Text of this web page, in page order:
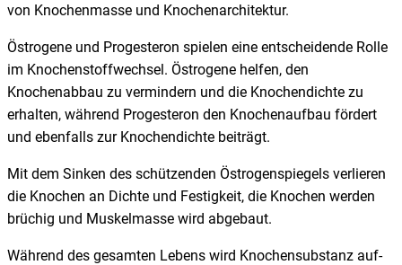
von Knochenmasse und Knochenarchitektur.
Östrogene und Progesteron spielen eine entscheidende Rolle
im Knochenstoffwechsel. Östrogene helfen, den
Knochenabbau zu vermindern und die Knochendichte zu
erhalten, während Progesteron den Knochenaufbau fördert
und ebenfalls zur Knochendichte beiträgt.
Mit dem Sinken des schützenden Östrogenspiegels verlieren
die Knochen an Dichte und Festigkeit, die Knochen werden
brüchig und Muskelmasse wird abgebaut.
Während des gesamten Lebens wird Knochensubstanz auf-